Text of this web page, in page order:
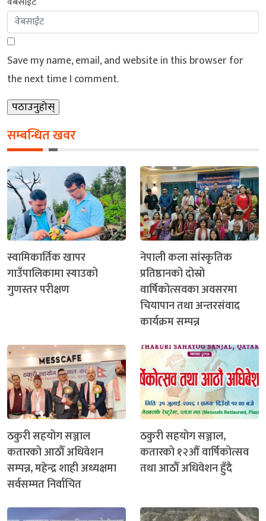
Save my name, email, and website in this browser for
the next time I comment.
सम्बन्धित खवर
स्वामिकार्तिक खापर
गाउँपालिकामा स्याउको
गुणस्तर परीक्षण
नेपाली कला सांस्कृतिक
प्रतिष्ठानको दोस्रो
वार्षिकोत्सवका अवसरमा
चियापान तथा अन्तरसंवाद
कार्यक्रम सम्पन्न
ठकुरी सहयोग सञ्जाल
कतारको आठौँ अधिवेशन
सम्पन्न, महेन्द्र शाही अध्यक्षमा
सर्वसम्मत निर्वाचित
ठकुरी सहयोग सञ्जाल,
कतारको १२औँ वार्षिकोत्सव
तथा आठौँ अधिवेशन हुँदै